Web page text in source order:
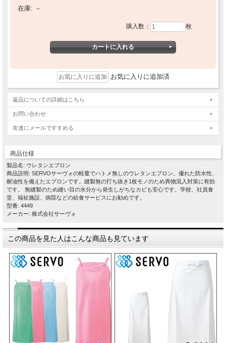
在庫: －
購入数： 枚
お気に入りに追加済
返品についての詳細はこちら
お問い合わせ
友達にメールですすめる
商品仕様
製品名: ウレタンエプロン
商品説明: SERVOサーヴォの軽量でハトメ無しのウレタンエプロン。優れた防水性、
耐油性を備えたエプロンです。縫製無の打ち抜き1枚モノのため異物混入対策に有効
です。 無縫製のため縫い目の水分から発生しがちなカビも安心です。学校、社員食
堂、福祉施設、病院などの給食サービスにお勧めです。
型番: 4449
メーカー: 株式会社サーヴォ
この商品を見た人はこんな商品も見ています